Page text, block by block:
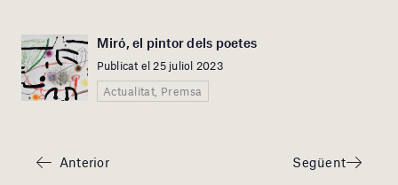
Miró, el pintor dels poetes
Publicat el 25 juliol 2023
Actualitat, Premsa
Anterior Següent